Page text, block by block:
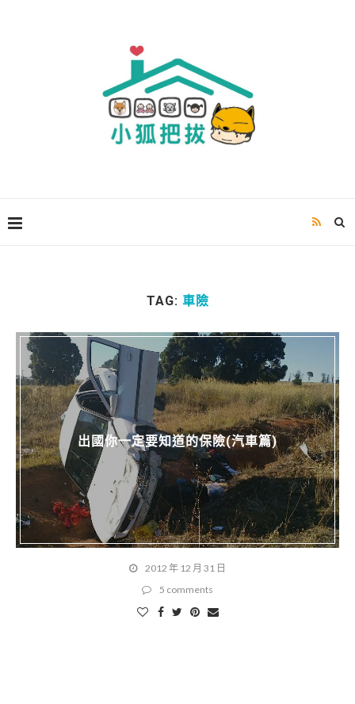
TAG: 車險
出國你一定要知道的保險(汽車篇)
2012 年 12 月 31 日
5 comments